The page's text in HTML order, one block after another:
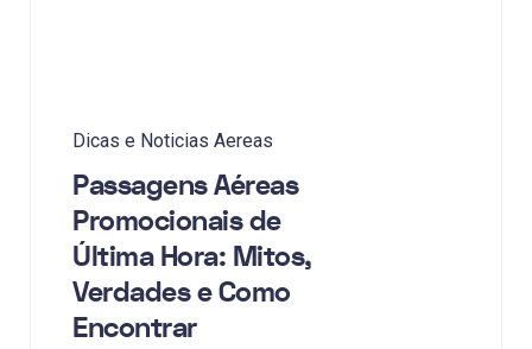
Dicas e Noticias Aereas
Passagens Aéreas
Promocionais de
Última Hora: Mitos,
Verdades e Como
Encontrar